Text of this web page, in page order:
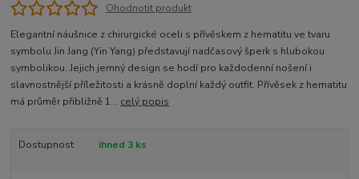
Ohodnotit produkt
Elegantní náušnice z chirurgické oceli s přívěskem z hematitu ve tvaru
symbolu Jin Jang (Yin Yang) představují nadčasový šperk s hlubokou
symbolikou. Jejich jemný design se hodí pro každodenní nošení i
slavnostnější příležitosti a krásně doplní každý outfit. Přívěsek z hematitu
má průměr přibližně 1... celý popis
Dostupnost ihned 3 ks